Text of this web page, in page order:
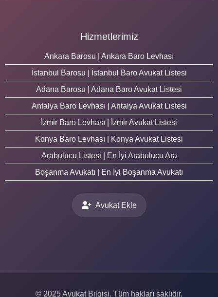
Hizmetlerimiz
Ankara Barosu | Ankara Baro Levhası
İstanbul Barosu | İstanbul Baro Avukat Listesi
Adana Barosu | Adana Baro Avukat Listesi
Antalya Baro Levhası | Antalya Avukat Listesi
İzmir Baro Levhası | İzmir Avukat Listesi
Konya Baro Levhası | Konya Avukat Listesi
Arabulucu Listesi | En İyi Arabulucu Ara
Boşanma Avukatı | En İyi Boşanma Avukatı
Avukat Ekle
© 2025 Avukat Bilgisi. Tüm hakları saklıdır.